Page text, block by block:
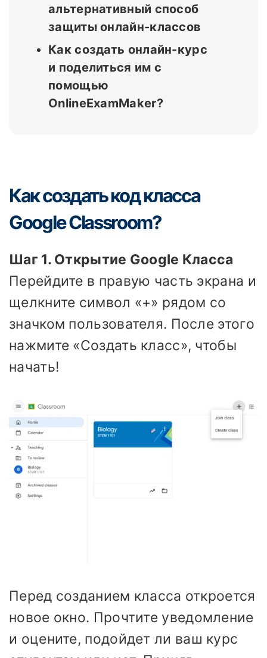
альтернативный способ
защиты онлайн-классов
Как создать онлайн-курс
и поделиться им с
помощью
OnlineExamMaker?
Как создать код класса
Google Classroom?
Шаг 1. Открытие Google Класса
Перейдите в правую часть экрана и
щелкните символ «+» рядом со
значком пользователя. После этого
нажмите «Создать класс», чтобы
начать!
Перед созданием класса откроется
новое окно. Прочтите уведомление
и оцените, подойдет ли ваш курс